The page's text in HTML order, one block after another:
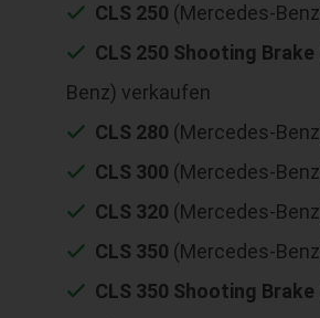
CLS 250 (Mercedes-
CLS 250 Shooting Brake
Benz) verkaufen
CLS 280 (Mercedes-
CLS 300 (Mercedes-
CLS 320 (Mercedes-
CLS 350 (Mercedes-
CLS 350 Shooting Brake